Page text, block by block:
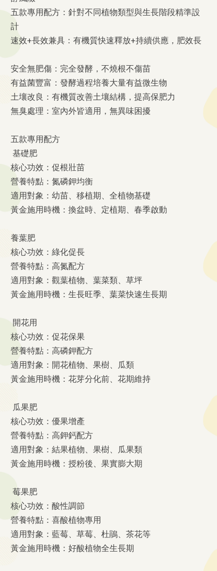
五款專用配方：針對不同植物類型與生長階段精準設
計
速效+長效兼具：有機質快速釋放+持續供應，肥效長
安全無肥傷：完全發酵，不燒根不傷苗
有益菌豐富：發酵過程培養大量有益微生物
土壤改良：有機質改善土壤結構，提高保肥力
無臭處理：室內外皆適用，無異味困擾
五款專用配方
基礎肥
核心功效：促根壯苗
營養特點：氮磷鉀均衡
適用對象：幼苗、移植期、全植物基礎
黃金施用時機：換盆時、定植期、春季啟動
養葉肥
核心功效：綠化促長
營養特點：高氮配方
適用對象：觀葉植物、葉菜類、草坪
黃金施用時機：生長旺季、葉菜快速生長期
開花用
核心功效：促花保果
營養特點：高磷鉀配方
適用對象：開花植物、果樹、瓜類
黃金施用時機：花芽分化前、花期維持
瓜果肥
核心功效：優果增產
營養特點：高鉀鈣配方
適用對象：結果植物、果樹、瓜果類
黃金施用時機：授粉後、果實膨大期
莓果肥
核心功效：酸性調節
營養特點：喜酸植物專用
適用對象：藍莓、草莓、杜鵑、茶花等
黃金施用時機：好酸植物全生長期